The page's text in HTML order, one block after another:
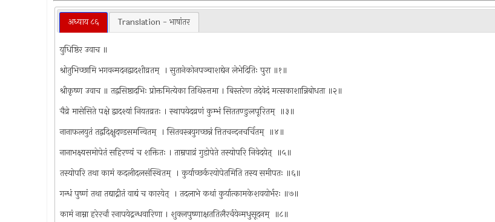
अध्याय ८६ Translation - भाषांतर
युधिष्ठिर उवाच ॥
श्रोतुभिच्छामि भगवन्मदनद्वादशीव्रतम् ‍ । सुतानेकोनपञ्चाशद्येन लेभेदितिः पुरा ॥१॥
श्रीकृष्ण उवाच ॥ तद्वसिष्ठादभिः प्रोक्तमित्येका तिथिरुत्तमा । बिस्तरेण तदेवेदं मत्सकाशान्निबोधता ॥२॥
चैव्रे मासेसिते पक्षे द्वादश्यां नियतव्रतः । स्थापयेदव्रणं कुम्भं सिततण्ङुलपूरितम् ‍ ॥३॥
नानाफलयुतं तद्वदिक्षुदण्डसमन्वितम् ‍ । सितवस्त्रयुगच्छन्नं त्तितचन्दनचर्चितम् ‍ ॥४॥
नानाभक्ष्यसमोपेतं सहिरण्यं च शक्तितः । ताम्रपाव्रं गुडोपेते तस्योपरि निवेदयेत् ‍ ॥५॥
तस्योपरि तथा कामं कदलीदलसंस्थितम् ‍ । कुर्याच्छर्करयोपेतमिति तस्य समीपतः ॥६॥
गन्धं पुष्णं तथा तद्याद्नीतं वाद्यं च कारयेत् ‍ । तदलाभे कथां कुर्यात्कामकेशवयोर्भरः ॥७॥
कामं नाम्ना हरेरर्चां रनापयेद्नन्धवारिणा । शुक्लपुष्णाक्षततिलैरर्चयेन्मधुसूदनम् ‍ ॥८॥